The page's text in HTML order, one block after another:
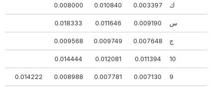
ك 0.003397
0.010840
0.008000
س 0.009190
0.011646
0.018333
0.007648
0.009749
0.009568
10
0.011394
0.012081
0.014444
0.007130
0.007781
0.008988
0.014222